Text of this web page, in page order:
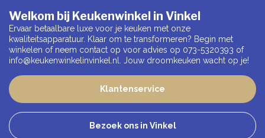
Welkom bij Keukenwinkel in Vinkel
Ervaar betaalbare luxe voor je keuken met onze
kwaliteitsapparatuur. Klaar om te transformeren? Begin met
winkelen of neem contact op voor advies op 073-5320393 of
info@keukenwinkelinvinkel.nl
. Jouw droomkeuken wacht op je!
Klantenservice
Bezoek ons in Vinkel